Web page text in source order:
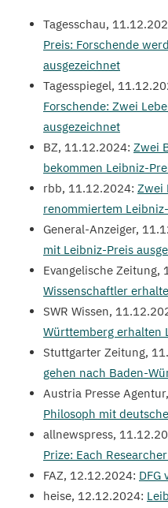
Tagesschau, 11.12.
Preis: Forschende
ausgezeichnet
Tagesspiegel, 11.12.
Forschende: Zwei
ausgezeichnet
BZ, 11.12.2024: Zwei
bekommen Leibniz-
rbb, 11.12.2024: Zwei
renommiertem
General-Anzeiger, 11.
mit Leibniz-Preis
Evangelische Zeitung,
Wissenschaftler
SWR Wissen, 11.12.
Württemberg erhalten
Stuttgarter Zeitung, 11.
gehen nach Baden-
Austria Presse Agentur,
Philosoph mit
allnewspress, 11.12.
Prize: Each
FAZ, 12.12.2024: DFG
heise, 12.12.2024: